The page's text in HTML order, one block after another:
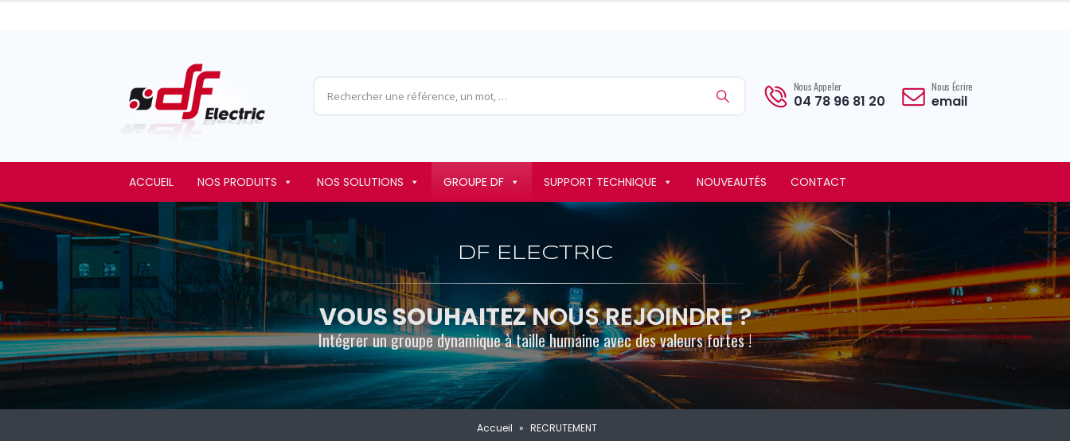
Nous Appeler
04 78 96 81 20
Nous Écrire
email
ACCUEIL NOS PRODUITS NOS SOLUTIONS GROUPE DF SUPPORT TECHNIQUE NOUVEAUTÉS CONTACT
DF ELECTRIC
VOUS SOUHAITEZNOUS REJOINDRE ?
Intégrer un groupe dynamique à taille humaine avec des valeurs fortes !
Accueil » RECRUTEMENT